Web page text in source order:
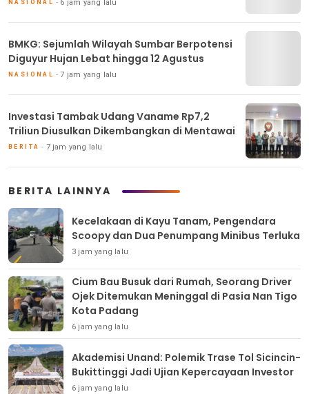
NASIONAL 6 jam yang lalu
BMKG: Sejumlah Wilayah Sumbar Berpotensi
Diguyur Hujan Lebat hingga 12 Agustus
NASIONAL 7 jam yang lalu
Investasi Tambak Udang Vaname Rp7,2
Triliun Diusulkan Dikembangkan di Mentawai
BERITA 7 jam yang lalu
BERITA LAINNYA
Kecelakaan di Kayu Tanam, Pengendara
Scoopy dan Dua Penumpang Minibus Terluka
3 jam yang lalu
Cium Bau Busuk dari Rumah, Seorang Driver
Ojek Ditemukan Meninggal di Pasia Nan Tigo
Kota Padang
6 jam yang lalu
Akademisi Unand: Polemik Trase Tol Sicincin-
Bukittinggi Jadi Ujian Kepercayaan Investor
6 jam yang lalu